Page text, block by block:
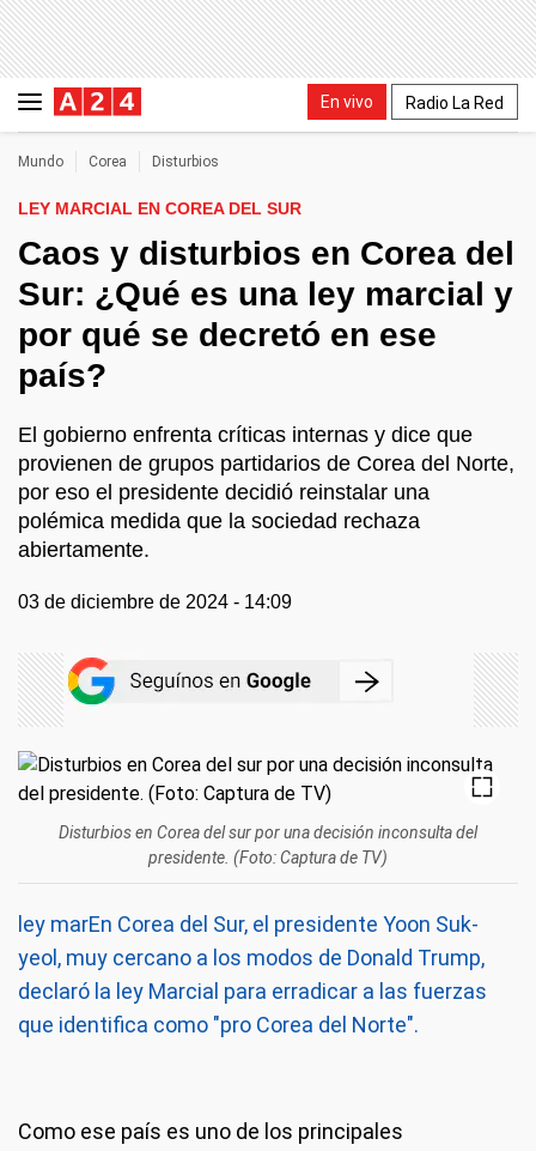
En vivo Radio La Red
Mundo Corea Disturbios
LEY MARCIAL EN COREA DEL SUR
Caos y disturbios en Corea del
Sur: ¿Qué es una ley marcial y
por qué se decretó en ese
país?
El gobierno enfrenta críticas internas y dice que
provienen de grupos partidarios de Corea del Norte,
por eso el presidente decidió reinstalar una
polémica medida que la sociedad rechaza
abiertamente.
03 de diciembre de 2024 - 14:09
Disturbios en Corea del sur por una decisión inconsulta del
presidente. (Foto: Captura de TV)
ley marEn Corea del Sur, el presidente Yoon Suk-
yeol, muy cercano a los modos de Donald Trump,
declaró la ley Marcial para erradicar a las fuerzas
que identifica como "pro Corea del Norte".
Como ese país es uno de los principales